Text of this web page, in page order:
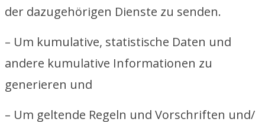
der dazugehörigen Dienste zu senden.
– Um kumulative, statistische Daten und
andere kumulative Informationen zu
generieren und
– Um geltende Regeln und Vorschriften und/